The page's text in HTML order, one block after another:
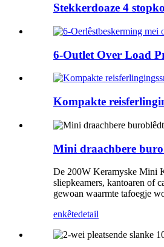
Stekkerdoaze 4
6-Outlet Over Load
Kompakte
Mini draachbere
De 200W Keramyske Mini
sliepkeamers, kantoaren of
gewoan waarmte tafoegje
enkêtedetail